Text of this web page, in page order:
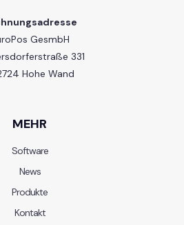
GesmbH
331
Hohe Wand
MEHR
Software
News
Produkte
Kontakt